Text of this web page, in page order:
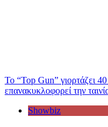
Το “Top Gun” γιορτάζει
επανακυκλοφορεί την
Showbiz